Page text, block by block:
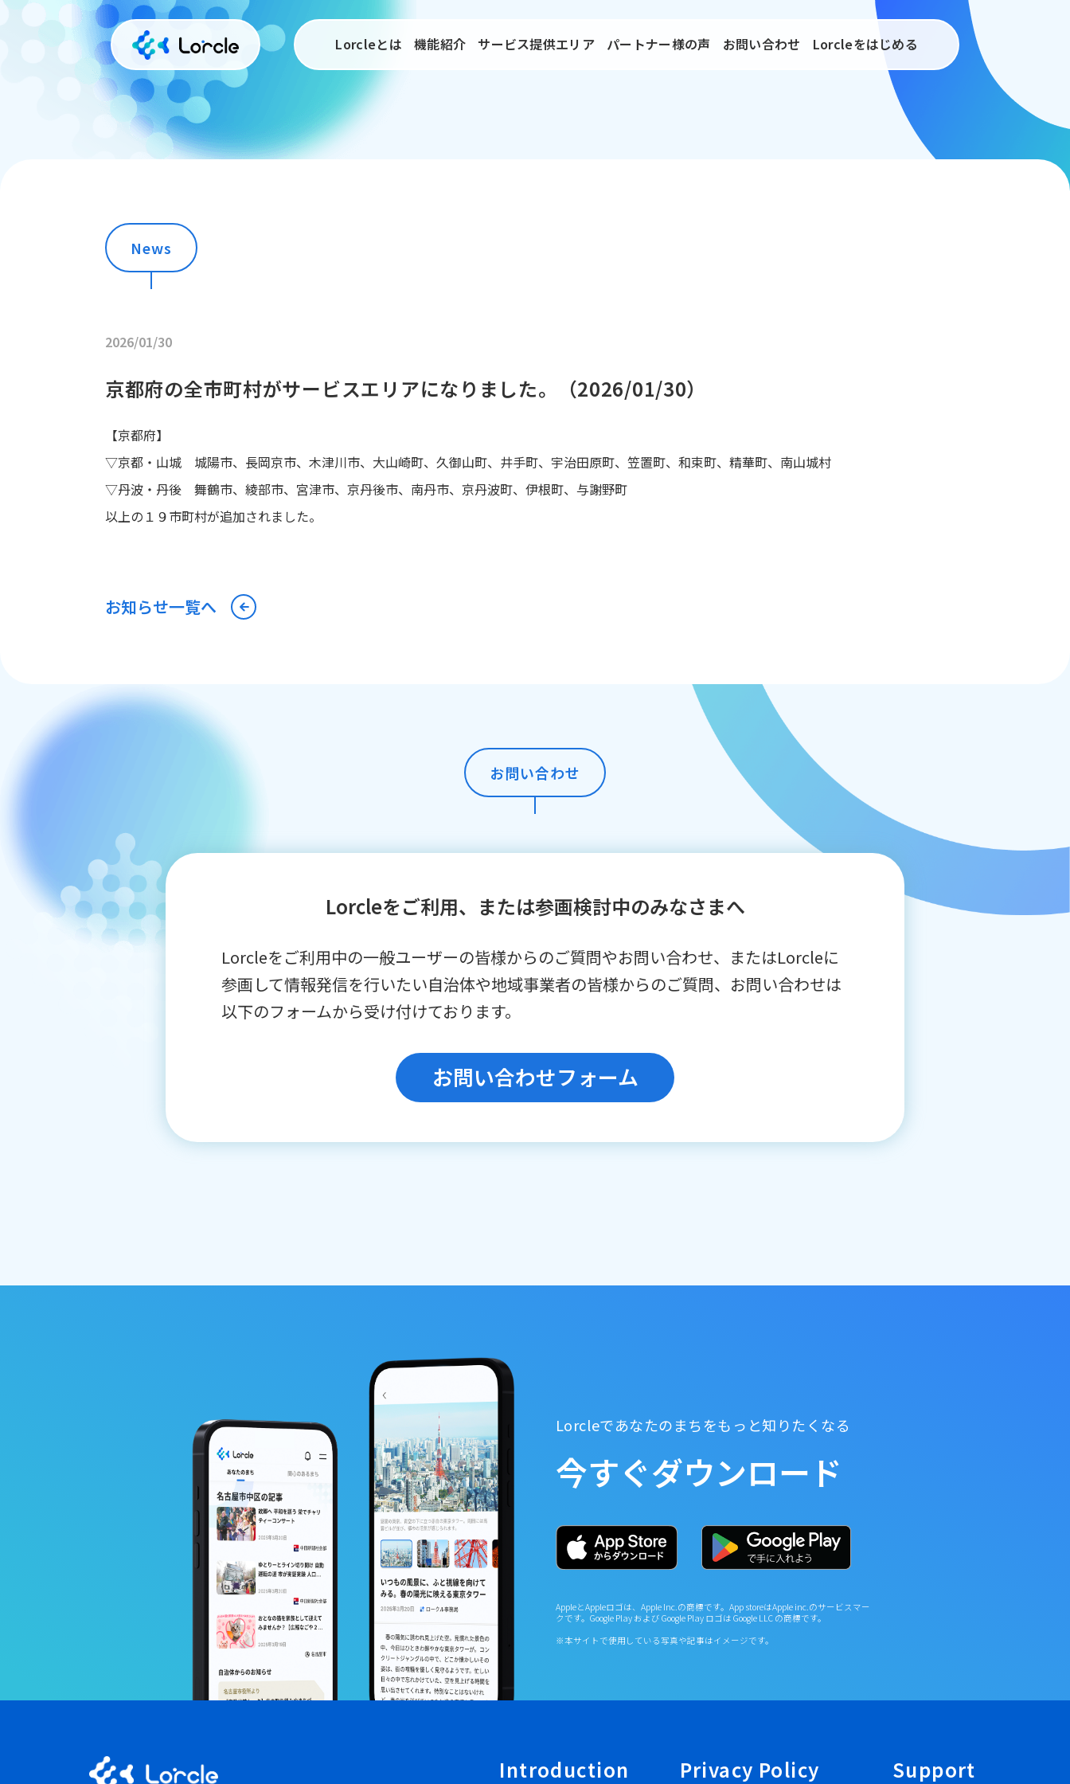
Lorcleとは 機能紹介 サービス提供エリア パートナー様の声 お問い合わせ Lorcleをはじめる
News
2026/01/30
京都府の全市町村がサービスエリアになりました。（2026/01/30）
【京都府】
▽京都・山城 城陽市、長岡京市、木津川市、大山崎町、久御山町、井手町、宇治田原町、笠置町、和束町、精華町、南山城村
▽丹波・丹後 舞鶴市、綾部市、宮津市、京丹後市、南丹市、京丹波町、伊根町、与謝野町
以上の１９市町村が追加されました。
お知らせ一覧へ
お問い合わせ
Lorcleをご利用、または参画検討中のみなさまへ
Lorcleをご利⽤中の⼀般ユーザーの皆様からのご質問やお問い合わせ、またはLorcleに
参画して情報発信を⾏いたい⾃治体や地域事業者の皆様からのご質問、お問い合わせは
以下のフォームから受け付けております。
お問い合わせフォーム
Lorcleであなたのまちをもっと知りたくなる
今すぐダウンロード
AppleとAppleロゴは、Apple Inc.の商標です。App storeはApple inc.のサービスマー
クです。Google Play および Google Play ロゴは Google LLC の商標です。
※本サイトで使用している写真や記事はイメージです。
Introduction Privacy Policy Support